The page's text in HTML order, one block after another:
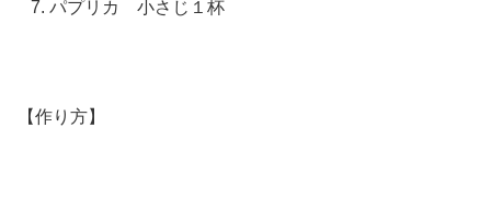
パプリカ 小さじ１杯
【作り方】